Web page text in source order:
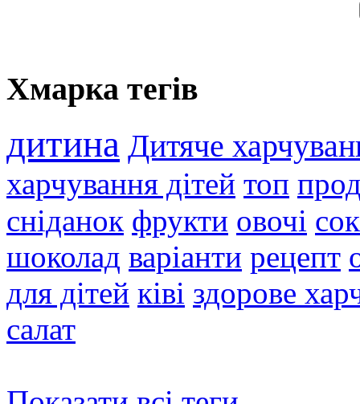
Хмарка тегів
дитина Дитяче
харчування дітей топ
сніданок фрукти овочі
шоколад варіанти рецепт
для дітей ківі здорове
салат